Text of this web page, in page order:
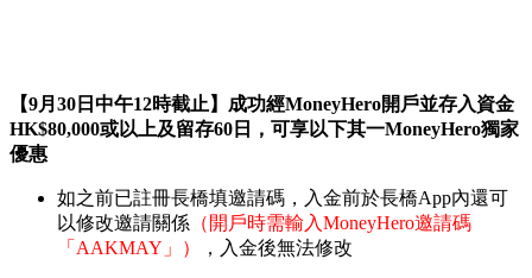
【9月30日中午12時截止】成功經MoneyHero開戶並存入資金
HK$80,000或以上及留存60日，可享以下其一MoneyHero獨家
優惠
如之前已註冊長橋填邀請碼，入金前於長橋App內還可
以修改邀請關係 （開戶時需輸入MoneyHero邀請碼
「AAKMAY」）
，入金後無法修改